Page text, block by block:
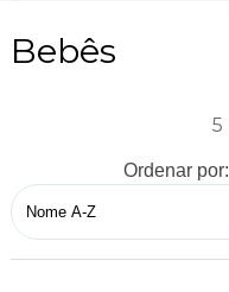
Bebês
5
Ordenar por: